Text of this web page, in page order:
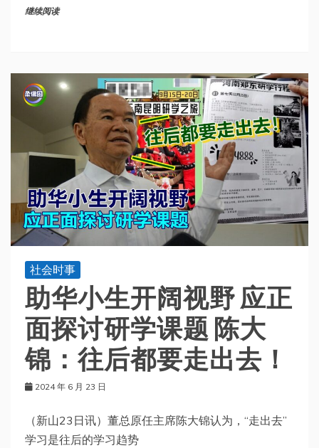
继续阅读
社会时事
助华小生开阔视野 应正
面探讨研学课题 陈大
锦：往后都要走出去！
2024 年 6 月 23 日
（新山23日讯）董总原任主席陈大锦认为，“走出去”
学习是往后的学习趋势